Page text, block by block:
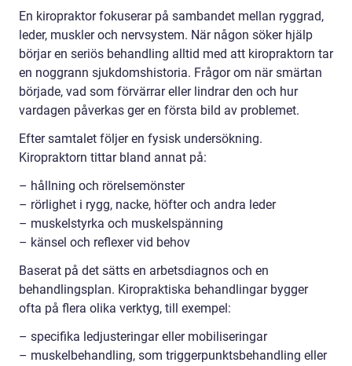
En kiropraktor fokuserar på sambandet mellan ryggrad,
leder, muskler och nervsystem. När någon söker hjälp
börjar en seriös behandling alltid med att kiropraktorn tar
en noggrann sjukdomshistoria. Frågor om när smärtan
började, vad som förvärrar eller lindrar den och hur
vardagen påverkas ger en första bild av problemet.
Efter samtalet följer en fysisk undersökning.
Kiropraktorn tittar bland annat på:
– hållning och rörelsemönster
– rörlighet i rygg, nacke, höfter och andra leder
– muskelstyrka och muskelspänning
– känsel och reflexer vid behov
Baserat på det sätts en arbetsdiagnos och en
behandlingsplan. Kiropraktiska behandlingar bygger
ofta på flera olika verktyg, till exempel:
– specifika ledjusteringar eller mobiliseringar
– muskelbehandling, som triggerpunktsbehandling eller